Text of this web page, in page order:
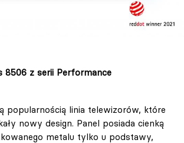
8506 z serii Performance
popularnością linia telewizorów, które
nowy design. Panel posiada cienką
metalu tylko u podstawy,